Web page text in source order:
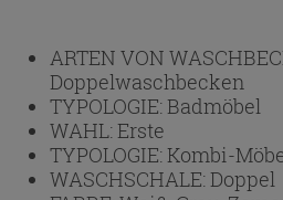
ARTEN VON
Doppelwaschbecken
TYPOLOGIE:Badmöbel
WAHL:Erste
TYPOLOGIE:Kombi-
WASCHSCHALE:Doppel